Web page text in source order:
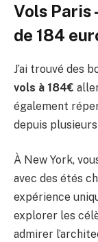
Vols Paris
de 184
J’ai trouvé des
vols à 184€
également
depuis
À New York,
avec des étés
expérience
explorer les
admirer